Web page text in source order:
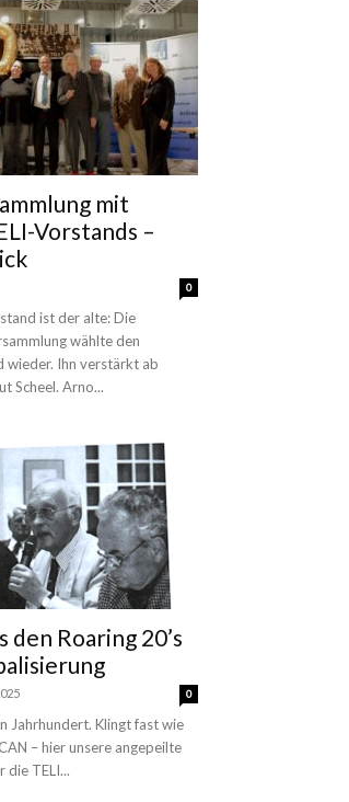
mit
Vorstands –
0
ist der alte: Die
wählte den
wieder. Ihn verstärkt ab
Scheel. Arno...
den Roaring 20’s
0
Jahrhundert. Klingt fast wie
– hier unsere angepeilte
die TELI...